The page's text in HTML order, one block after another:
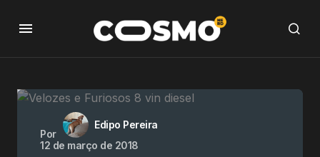
Por
Edipo Pereira
12 de março de 2018